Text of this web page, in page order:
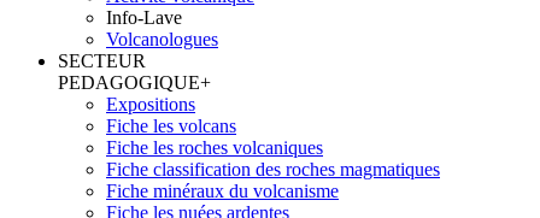
Info-Lave
Volcanologues
SECTEUR
PEDAGOGIQUE+
Expositions
Fiche les volcans
Fiche les roches volcaniques
Fiche classification des roches magmatiques
Fiche minéraux du volcanisme
Fiche les nuées ardentes